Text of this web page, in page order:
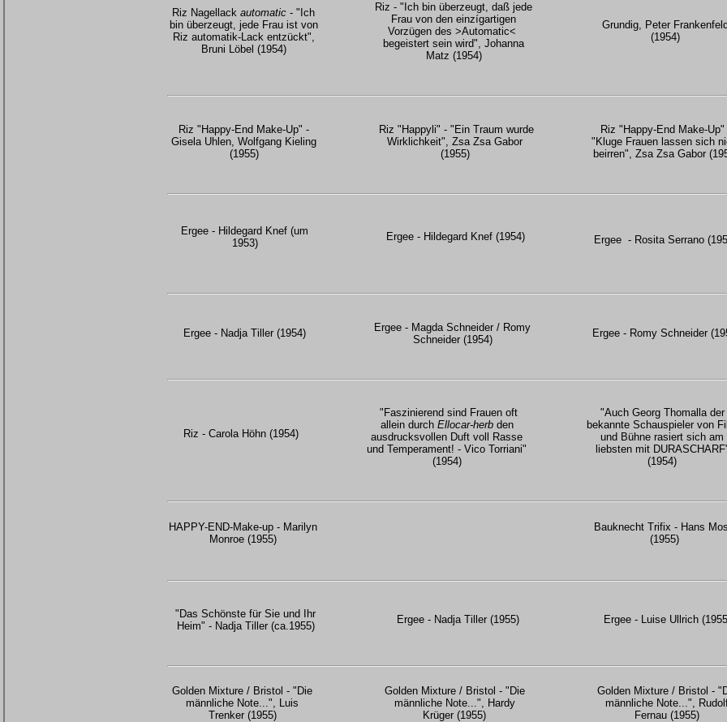
Riz Nagellack automatic - "Ich
bin überzeugt, jede Frau ist von
Riz automatik-Lack entzückt",
Bruni Löbel (1954)
Riz - "Ich bin überzeugt, daß jede
Frau von den einzígartigen
Vorzügen des >Automatic<
begeistert sein wird", Johanna
Matz (1954)
Grundig, Peter Frankenfeld
(1954)
Riz "Happy-End Make-Up" -
Gisela Uhlen, Wolfgang Kieling
(1955)
Riz "Happyli" - "Ein Traum wurde
Wirklichkeit", Zsa Zsa Gabor
(1955)
Riz "Happy-End Make-Up"
"Kluge Frauen lassen sich
beirren", Zsa Zsa Gabor
Ergee - Hildegard Knef (um
1953)
Ergee - Hildegard Knef (1954) Ergee - Rosita Serrano
Ergee - Nadja Tiller (1954)
Ergee - Magda Schneider / Romy
Schneider (1954)
Ergee - Romy Schneider
Riz - Carola Höhn (1954)
"Faszinierend sind Frauen oft
allein durch Ellocar-herbden
ausdrucksvollen Duft voll Rasse
und Temperament! - Vico Torriani"
(1954)
"Auch Georg Thomalla der
bekannte Schauspieler von
und Bühne rasiert sich am
liebsten mit
(1954)
HAPPY-END-Make-up - Marilyn
Monroe (1955)
Bauknecht Trifix - Hans
(1955)
"Das Schönste für Sie und Ihr
Heim" - Nadja Tiller (ca.1955)
Ergee - Nadja Tiller (1955) Ergee - Luise Ullrich
Golden Mixture / Bristol - "Die
männliche Note...", Luis
Trenker (1955)
Golden Mixture / Bristol - "Die
männliche Note...", Hardy
Krüger (1955)
Golden Mixture / Bristol -
männliche Note...",
Fernau (1955)